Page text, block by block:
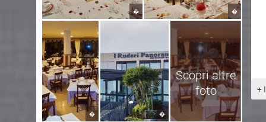
� �
� �
Scopri altre
foto
+